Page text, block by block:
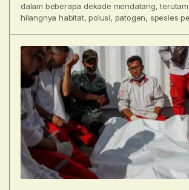
dalam beberapa dekade mendatang,
hilangnya habitat, polusi, patogen, spesies